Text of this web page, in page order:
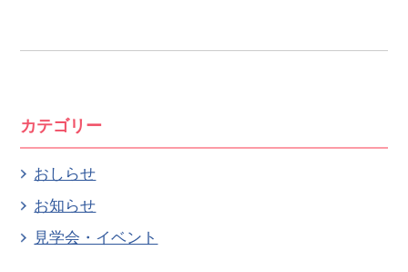
カテゴリー
おしらせ
お知らせ
見学会・イベント